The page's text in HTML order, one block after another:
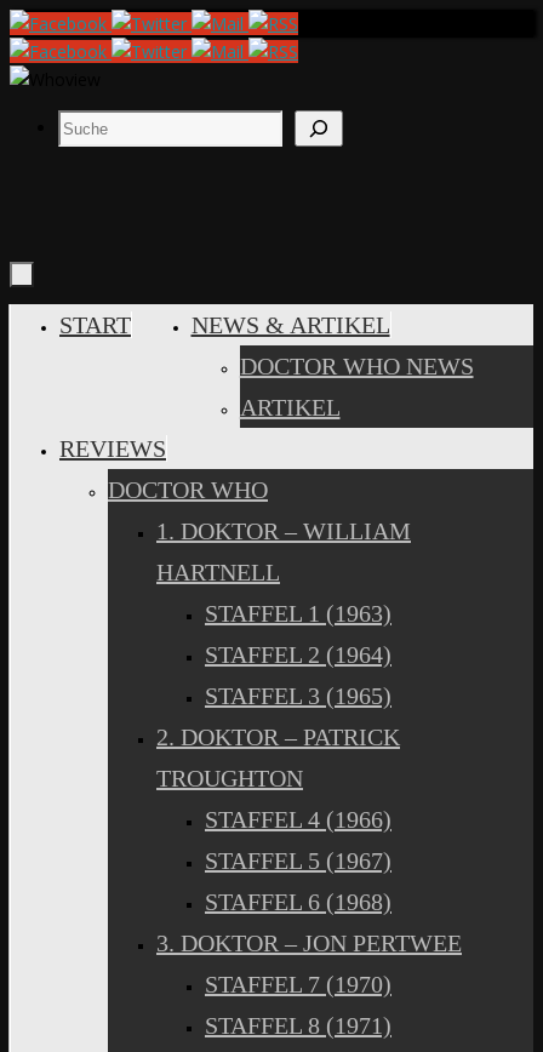
Zum
Inhalt
springen
Suchen
INHALT
START
NEWS & ARTIKEL
DOCTOR WHO NEWS
ARTIKEL
REVIEWS
DOCTOR WHO
1. DOKTOR – WILLIAM
HARTNELL
STAFFEL 1 (1963)
STAFFEL 2 (1964)
STAFFEL 3 (1965)
2. DOKTOR – PATRICK
TROUGHTON
STAFFEL 4 (1966)
STAFFEL 5 (1967)
STAFFEL 6 (1968)
3. DOKTOR – JON PERTWEE
STAFFEL 7 (1970)
STAFFEL 8 (1971)